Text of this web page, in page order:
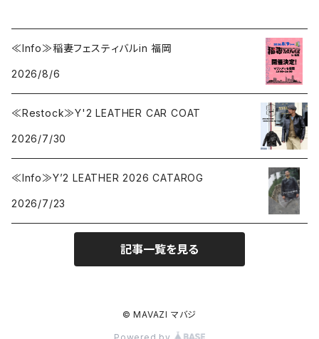
≪Info≫稲妻フェスティバルin 福岡
2026/8/6
≪Restock≫Y'2 LEATHER CAR COAT
2026/7/30
≪Info≫Y’2 LEATHER 2026 CATAROG
2026/7/23
記事一覧を見る
© MAVAZI マバジ